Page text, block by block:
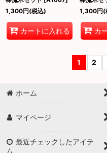
1,300円(税込)
カートに入れる
1,300円(
カ
1 2
ホーム
マイページ
最近チェックしたアイテ
ム